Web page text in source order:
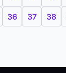
36 37 38